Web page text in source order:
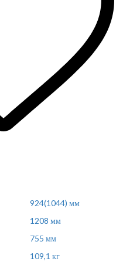
924(1044) мм
1208 мм
755 мм
109,1 кг